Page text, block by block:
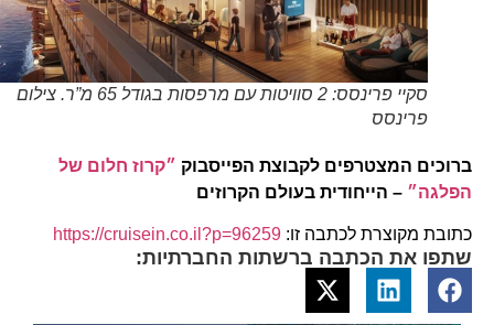
סקיי פרינסס: 2 סוויטות עם מרפסות בגודל 65 מ”ר. צילום
פרינסס
ברוכים המצטרפים לקבוצת הפייסבוק״קרוז חלום של
הפלגה״– הייחודית בעולם הקרוזים
כתובת מקוצרת לכתבה זו: https://cruisein.co.il?p=96259
שתפו את הכתבה ברשתות החברתיות: